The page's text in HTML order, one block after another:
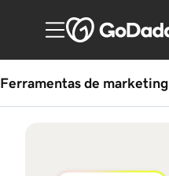
Ferramentas de marketing